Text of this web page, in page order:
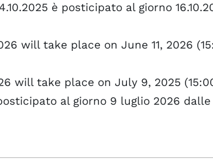
è posticipato al giorno
will take place on June 11, 2026
will take place on July 9, 2025
al giorno 9 luglio 2026 dalle